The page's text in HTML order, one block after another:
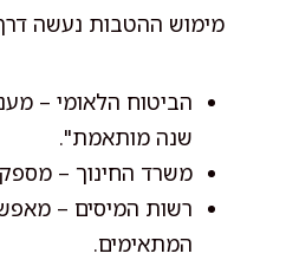
מימוש ההטבות נעשה
הביטוח הלאומי –
שנה מותאמת".
משרד החינוך –
רשות המיסים –
המתאימים.